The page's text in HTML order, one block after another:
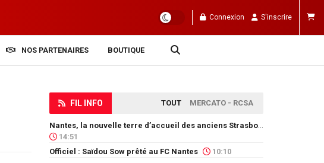
Connexion S'inscrire
NOS PARTENAIRES BOUTIQUE
FIL INFO TOUT MERCATO - RCSA
14:51
Officiel : Saïdou Sow prêté au FC Nantes
10:10